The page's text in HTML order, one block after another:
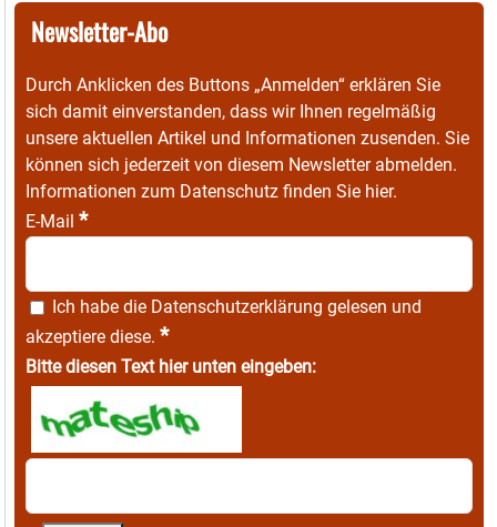
Newsletter-Abo
Durch Anklicken des Buttons „Anmelden“ erklären Sie
sich damit einverstanden, dass wir Ihnen regelmäßig
unsere aktuellen Artikel und Informationen zusenden. Sie
können sich jederzeit von diesem Newsletter abmelden.
Informationen zum Datenschutz finden Sie hier.
E-Mail *
Ich habe die Datenschutzerklärung gelesen und
akzeptiere diese. *
Bitte diesen Text hier unten eingeben: